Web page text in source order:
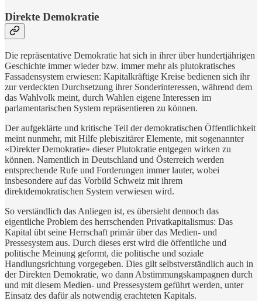
Direkte Demokratie
Die repräsentative Demokratie hat sich in ihrer über hundertjährigen
Geschichte immer wieder bzw. immer mehr als plutokratisches
Fassadensystem erwiesen: Kapitalkräftige Kreise bedienen sich ihr
zur verdeckten Durchsetzung ihrer Sonderinteressen, während dem
das Wahlvolk meint, durch Wahlen eigene Interessen im
parlamentarischen System repräsentieren zu können.
Der aufgeklärte und kritische Teil der demokratischen Öffentlichkeit
meint nunmehr, mit Hilfe plebiszitärer Elemente, mit sogenannter
«Direkter Demokratie» dieser Plutokratie entgegen wirken zu
können. Namentlich in Deutschland und Österreich werden
entsprechende Rufe und Forderungen immer lauter, wobei
insbesondere auf das Vorbild Schweiz mit ihrem
direktdemokratischen System verwiesen wird.
So verständlich das Anliegen ist, es übersieht dennoch das
eigentliche Problem des herrschenden Privatkapitalismus: Das
Kapital übt seine Herrschaft primär über das Medien- und
Pressesystem aus. Durch dieses erst wird die öffentliche und
politische Meinung geformt, die politische und soziale
Handlungsrichtung vorgegeben. Dies gilt selbstverständlich auch in
der Direkten Demokratie, wo dann Abstimmungskampagnen durch
und mit diesem Medien- und Pressesystem geführt werden, unter
Einsatz des dafür als notwendig erachteten Kapitals.